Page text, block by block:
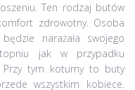
Ten rodzaj butów
zdrowotny. Osoba
narażała swojego
jak w przypadku
tym koturny to buty
wszystkim kobiece.